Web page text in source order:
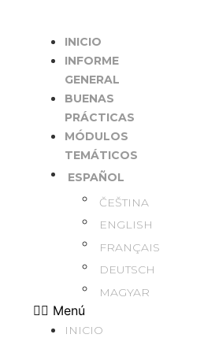
contenido
INICIO
INFORME
GENERAL
BUENAS
PRÁCTICAS
MÓDULOS
TEMÁTICOS
ESPAÑOL
ČEŠTINA
ENGLISH
FRANÇAIS
DEUTSCH
MAGYAR
Menú
INICIO